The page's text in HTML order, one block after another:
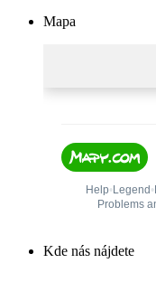
Mapa
Kde nás nájdete